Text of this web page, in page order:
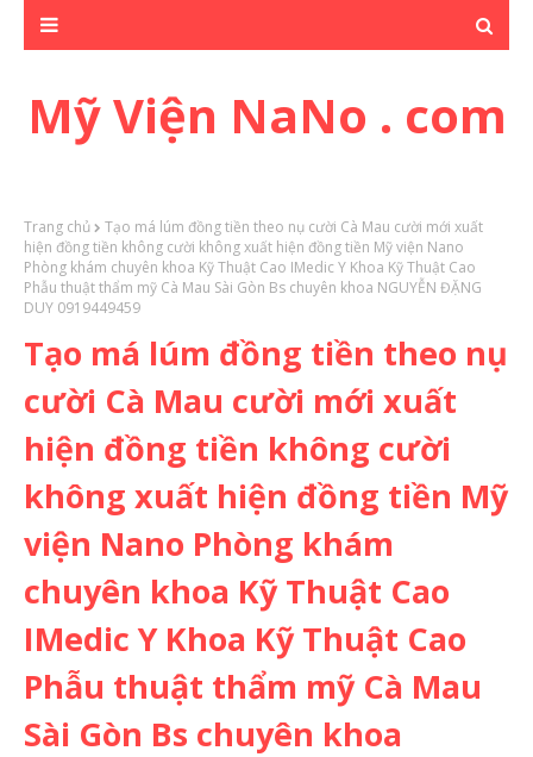
Mỹ Viện NaNo . com
Trang chủ
Tạo má lúm đồng tiền theo nụ cười Cà Mau cười mới xuất
hiện đồng tiền không cười không xuất hiện đồng tiền Mỹ viện Nano
Phòng khám chuyên khoa Kỹ Thuật Cao IMedic Y Khoa Kỹ Thuật Cao
Phẫu thuật thẩm mỹ Cà Mau Sài Gòn Bs chuyên khoa NGUYỄN ĐẶNG
DUY 0919449459
Tạo má lúm đồng tiền theo nụ
cười Cà Mau cười mới xuất
hiện đồng tiền không cười
không xuất hiện đồng tiền Mỹ
viện Nano Phòng khám
chuyên khoa Kỹ Thuật Cao
IMedic Y Khoa Kỹ Thuật Cao
Phẫu thuật thẩm mỹ Cà Mau
Sài Gòn Bs chuyên khoa